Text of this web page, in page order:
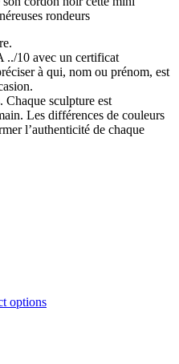
rondeurs
../10 avec un certificat
à qui, nom ou prénom, est
Chaque sculpture est
Les différences de couleurs
l’authenticité de chaque
options